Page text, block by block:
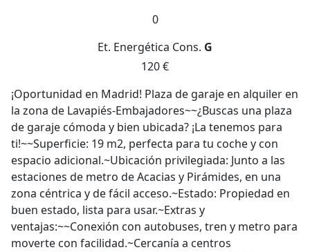
0
Et. Energética Cons. G
120 €
¡Oportunidad en Madrid! Plaza de garaje en alquiler en
la zona de Lavapiés-Embajadores~~¿Buscas una plaza
de garaje cómoda y bien ubicada? ¡La tenemos para
ti!~~Superficie: 19 m2, perfecta para tu coche y con
espacio adicional.~Ubicación privilegiada: Junto a las
estaciones de metro de Acacias y Pirámides, en una
zona céntrica y de fácil acceso.~Estado: Propiedad en
buen estado, lista para usar.~Extras y
ventajas:~~Conexión con autobuses, tren y metro para
moverte con facilidad.~Cercanía a centros